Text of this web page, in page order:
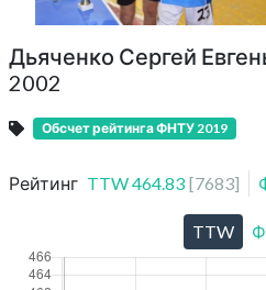
Дьяченко Сергей
2002
Обсчет рейтинга ФНТУ 2019
Рейтинг TTW464.83 [7683]
TTW